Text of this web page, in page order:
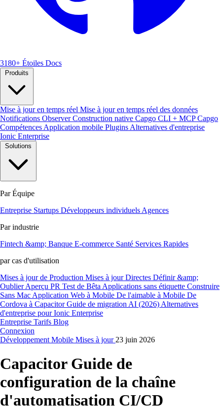
3180+ Étoiles Docs
Produits
Mise à jour en temps réel Mise à jour en temps réel des données
Notifications ObserverConstruction native Capgo CLI + MCPCapgo
Compétences Application mobile Plugins Alternatives d'entreprise
Ionic Enterprise
Solutions
Par Équipe
Entreprise Startups Développeurs individuels Agences
Par industrie
Fintech &amp; Banque E-commerce Santé Services Rapides
par cas d'utilisation
Mises à jour de Production Mises à jour Directes Définir &amp;
OublierAperçu PR Test de Bêta Applications sans étiquette Construire
Sans Mac Application Web à Mobile De l'aimable à Mobile De
Cordova à CapacitorGuide de migration AI (2026) Alternatives
d'entreprise pour Ionic Enterprise
Entreprise Tarifs Blog
Connexion
Développement Mobile Mises à jour 23 juin 2026
Capacitor Guide de
configuration de la chaîne
d'automatisation CI/CD